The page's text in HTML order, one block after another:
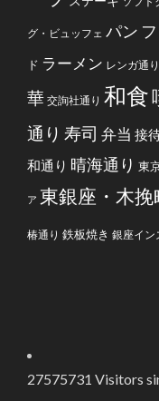
グ・ビュッフェ パン
ド ラーメン レンガ通り
華 交詢社通り 和食
通り 寿司 弁当 接
和通り 晴海通り 東
ア 東銀座・木挽
椿通り 鉄板焼き 銀座イン
27575731 Visitors